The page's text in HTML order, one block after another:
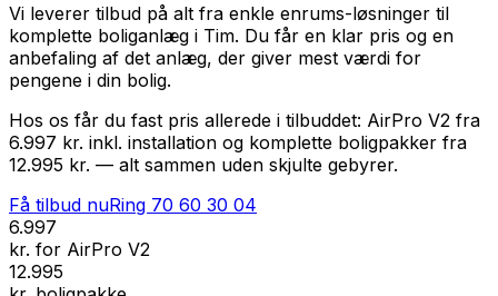
Vi leverer tilbud på alt fra enkle enrums-løsninger til
komplette boliganlæg i Tim. Du får en klar pris og en
anbefaling af det anlæg, der giver mest værdi for
pengene i din bolig.
Hos os får du fast pris allerede i tilbuddet: AirPro V2 fra
6.997 kr. inkl. installation og komplette boligpakker fra
12.995 kr. — alt sammen uden skjulte gebyrer.
Få tilbud nuRing 70 60 30 04
6.997
kr. for AirPro V2
12.995